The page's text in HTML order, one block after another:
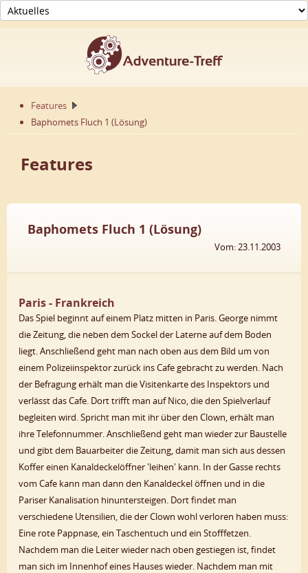
Features
Baphomets Fluch 1 (Lösung)
Features
Baphomets Fluch 1 (Lösung)
Vom: 23.11.2003
Paris - Frankreich
Das Spiel beginnt auf einem Platz mitten in Paris. George nimmt
die Zeitung, die neben dem Sockel der Laterne auf dem Boden
liegt. Anschließend geht man nach oben aus dem Bild um von
einem Polizeiinspektor zurück ins Cafe gebracht zu werden. Nach
der Befragung erhält man die Visitenkarte des Inspektors und
verlässt das Cafe. Dort trifft man auf Nico, die den Spielverlauf
begleiten wird. Spricht man mit ihr über den Clown, erhält man
ihre Telefonnummer. Anschließend geht man wieder zur Baustelle
und gibt dem Bauarbeiter die Zeitung, damit man sich aus dessen
Koffer einen Kanaldeckelöffner 'leihen' kann. In der Gasse rechts
vom Cafe kann man dann den Kanaldeckel öffnen und in die
Pariser Kanalisation hinuntersteigen. Dort findet man
verschiedene Utensilien, die der Clown wohl verloren haben muss:
Eine rote Pappnase, ein Taschentuch und ein Stofffetzen.
Nachdem man die Leiter wieder nach oben gestiegen ist, findet
man sich im Innenhof eines Hauses wieder. Nachdem man mit